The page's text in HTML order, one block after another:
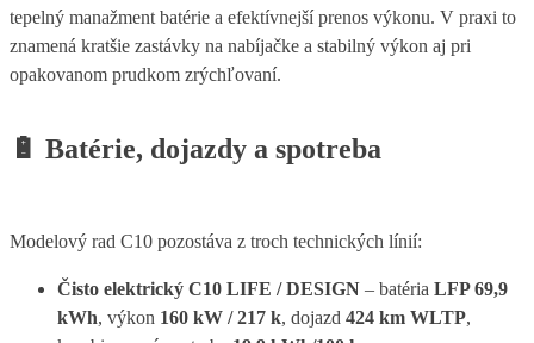
tepelný manažment batérie a efektívnejší prenos výkonu. V praxi to
znamená kratšie zastávky na nabíjačke a stabilný výkon aj pri
opakovanom prudkom zrýchľovaní.
🔋 Batérie, dojazdy a spotreba
Modelový rad C10 pozostáva z troch technických línií:
Čisto elektrický C10 LIFE / DESIGN – batéria LFP 69,9
kWh, výkon 160 kW / 217 k, dojazd 424 km WLTP,